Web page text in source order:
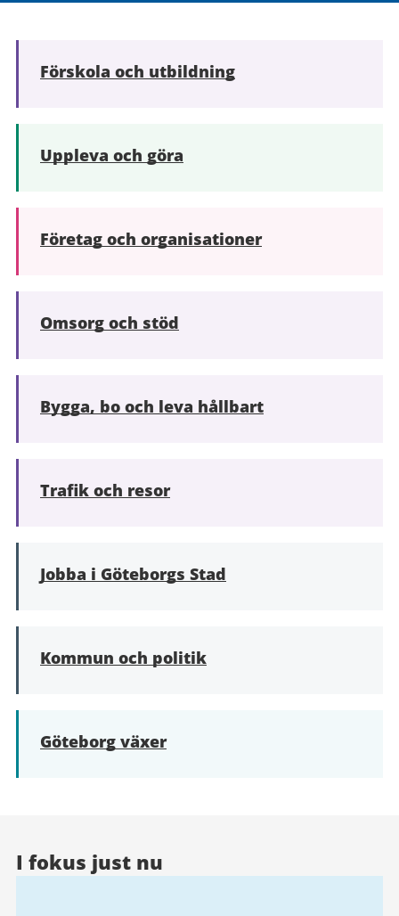
Förskola och utbildning
Uppleva och göra
Företag och organisationer
Omsorg och stöd
Bygga, bo och leva hållbart
Trafik och resor
Jobba i Göteborgs Stad
Kommun och politik
Göteborg växer
I fokus just nu